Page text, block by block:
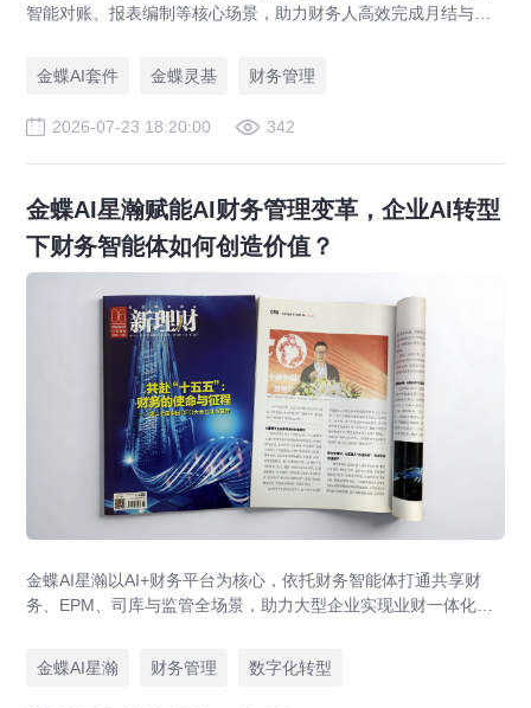
智能对账、报表编制等核心场景，助力财务人高效完成月结与业
金蝶AI套件
金蝶灵基 财务管理
2026-07-23 18:20:00 342
金蝶AI星瀚赋能AI财务管理变革，企业AI转型
下财务智能体如何创造价值？
金蝶AI星瀚以AI+财务平台为核心，依托财务智能体打通共享财
务、EPM、司库与监管全场景，助力大型企业实现业财一体化与
金蝶AI星瀚 财务管理 数字化转型